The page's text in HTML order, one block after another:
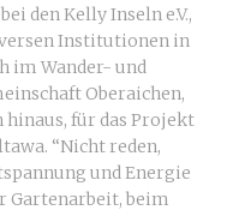
den Kelly Inseln e.V.,
Institutionen in
im Wander- und
Oberaichen,
hinaus, für das Projekt
“Nicht reden,
und Energie
Gartenarbeit, beim